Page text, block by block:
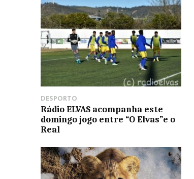
DESPORTO
Rádio ELVAS acompanha este
domingo jogo entre “O Elvas”e o
Real